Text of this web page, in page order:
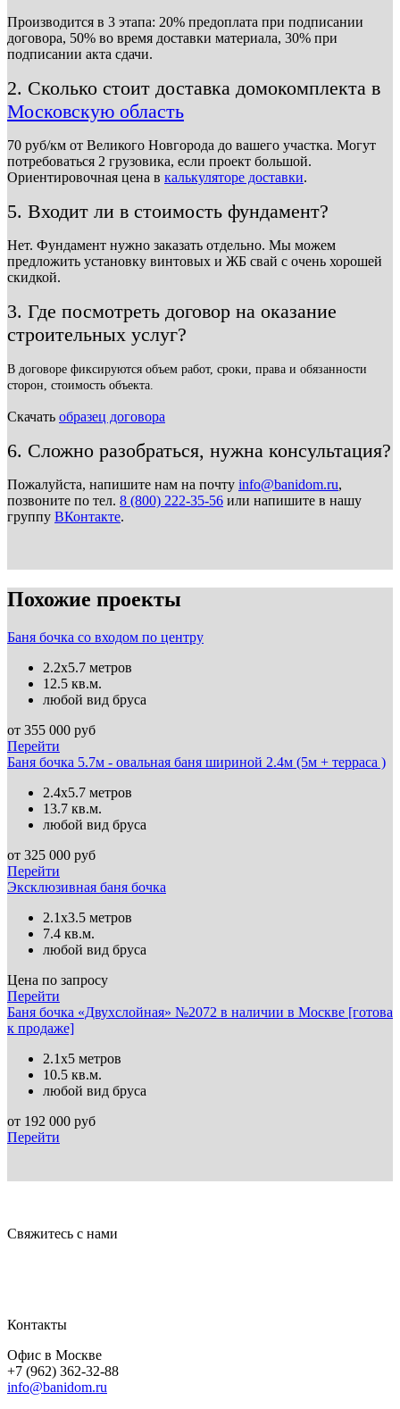
Производится в 3 этапа: 20% предоплата при подписании
договора, 50% во время доставки материала, 30% при
подписании акта сдачи.
2. Сколько стоит доставка домокомплекта в
Московскую область
70 руб/км от Великого Новгорода до вашего участка. Могут
потребоваться 2 грузовика, если проект большой.
Ориентировочная цена в калькуляторе доставки.
5. Входит ли в стоимость фундамент?
Нет. Фундамент нужно заказать отдельно. Мы можем
предложить установку винтовых и ЖБ свай с очень хорошей
скидкой.
3. Где посмотреть договор на оказание
строительных услуг?
В договоре фиксируются объем работ, сроки, права и обязанности
сторон, стоимость объекта.
Скачать образец договора
6. Сложно разобраться, нужна консультация?
Пожалуйста, напишите нам на почту info@banidom.ru,
позвоните по тел. 8 (800) 222-35-56 или напишите в нашу
группу ВКонтакте.
Похожие проекты
Баня бочка со входом по центру
2.2х5.7 метров
12.5 кв.м.
любой вид бруса
от 355 000 руб
Перейти
Баня бочка 5.7м - овальная баня шириной 2.4м (5м + терраса )
2.4х5.7 метров
13.7 кв.м.
любой вид бруса
от 325 000 руб
Перейти
Эксклюзивная баня бочка
2.1х3.5 метров
7.4 кв.м.
любой вид бруса
Цена по запросу
Перейти
Баня бочка «Двухслойная» №2072 в наличии в Москве [готова
к продаже]
2.1х5 метров
10.5 кв.м.
любой вид бруса
от 192 000 руб
Перейти
Свяжитесь с нами
Контакты
Офис в Москве
+7 (962) 362-32-88
info@banidom.ru